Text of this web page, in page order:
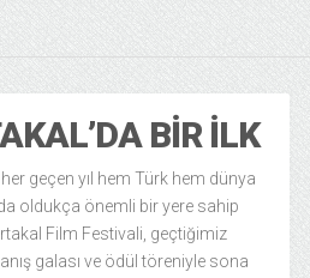
BIR İLK
geçen yıl hem Türk hem dünya
oldukça önemli bir yere sahip
Film Festivali, geçtiğimiz
galası ve ödül töreniyle sona